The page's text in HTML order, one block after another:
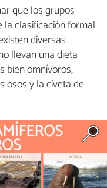
que los grupos
clasificación formal
diversas
llevan una dieta
bien omnívoros,
osos y la civeta de